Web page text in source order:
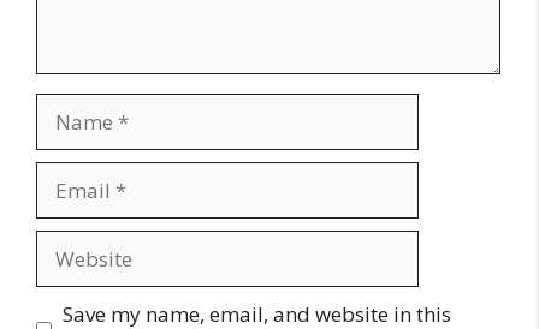
Save my name, email, and website in this